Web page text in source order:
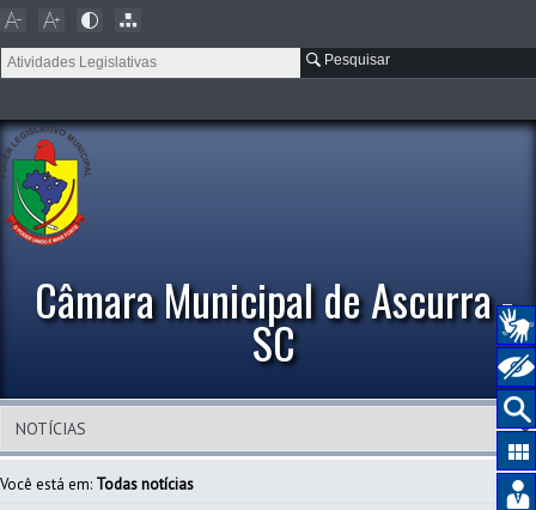
Pesquisar
Câmara Municipal de Ascurra -
SC
Você está em: Todas notícias